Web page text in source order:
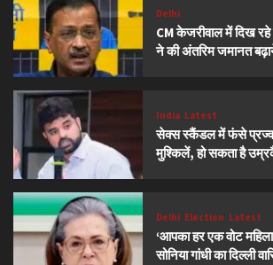
Delhi
CM केजरीवाल में दिख
ने की अंतरिम जमानत
India Latest
सेक्स स्कैंडल में फंसे
मुश्किलें, हो सकता है
Delhi Election Latest
‘आपका हर एक वोट
सोनिया गांधी का दिल्ली